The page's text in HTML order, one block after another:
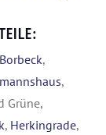
,
,
Grüne,
, Herkingrade,